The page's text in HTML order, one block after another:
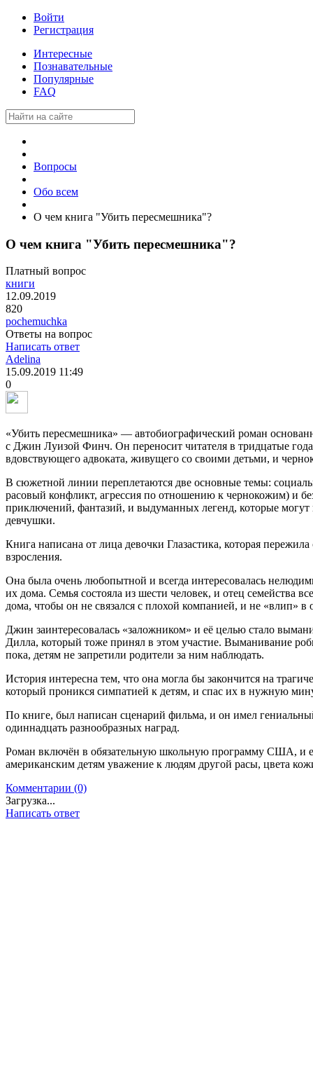
Войти
Регистрация
Интересные
Познавательные
Популярные
FAQ
Вопросы
Обо всем
О чем книга "Убить пересмешника"?
О чем книга "Убить пересмешника"?
Платный вопрос
книги
12.09.2019
820
pochemuchka
Ответы на вопрос
Написать ответ
Adelina
15.09.2019 11:49
0
«Убить пересмешника» — автобиографический роман
с Джин Луизой Финч. Он переносит читателя в тридцатые
вдовствующего адвоката, живущего со своими детьми, и
В сюжетной линии переплетаются две основные темы:
расовый конфликт, агрессия по отношению к чернокожим) и
приключений, фантазий, и выдуманных легенд, которые могут
девчушки.
Книга написана от лица девочки Глазастика, которая
взросления.
Она была очень любопытной и всегда интересовалась
их дома. Семья состояла из шести человек, и отец семейства
дома, чтобы он не связался с плохой компанией, и не «влип»
Джин заинтересовалась «заложником» и её целью стало
Дилла, который тоже принял в этом участие. Выманивание
пока, детям не запретили родители за ним наблюдать.
История интересна тем, что она могла бы закончится на
который проникся симпатией к детям, и спас их в нужную
По книге, был написан сценарий фильма, и он имел
одиннадцать разнообразных наград.
Роман включён в обязательную школьную программу США, и
американским детям уважение к людям другой расы, цвета
Комментарии (0)
Загрузка...
Написать ответ